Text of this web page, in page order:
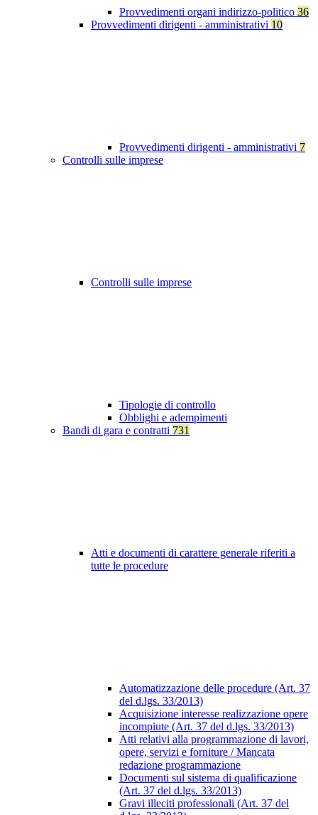
Provvedimenti organi indirizzo-politico 36
Provvedimenti dirigenti - amministrativi 10
Provvedimenti dirigenti - amministrativi 7
Controlli sulle imprese
Controlli sulle imprese
Tipologie di controllo
Obblighi e adempimenti
Bandi di gara e contratti 731
Atti e documenti di carattere generale riferiti a
tutte le procedure
Automatizzazione delle procedure (Art. 37
del d.lgs. 33/2013)
Acquisizione interesse realizzazione opere
incompiute (Art. 37 del d.lgs. 33/2013)
Atti relativi alla programmazione di lavori,
opere, servizi e forniture / Mancata
redazione programmazione
Documenti sul sistema di qualificazione
(Art. 37 del d.lgs. 33/2013)
Gravi illeciti professionali (Art. 37 del